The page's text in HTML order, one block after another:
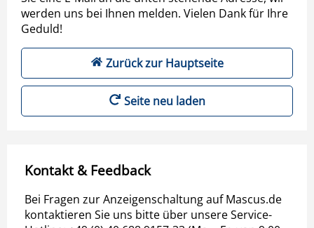
werden uns bei Ihnen melden. Vielen Dank für Ihre
Geduld!
Zurück zur Hauptseite
Seite neu laden
Kontakt & Feedback
Bei Fragen zur Anzeigenschaltung auf Mascus.de
kontaktieren Sie uns bitte über unsere Service-